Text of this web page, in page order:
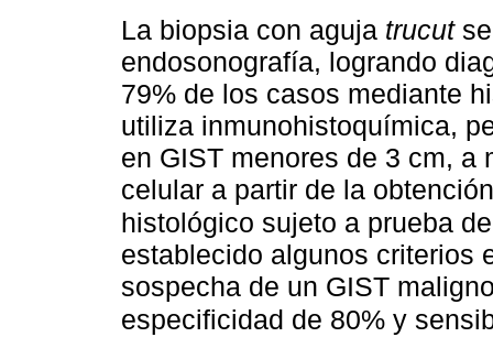
La biopsia con aguja trucutse
endosonografía, logrando
79% de los casos mediante
utiliza inmunohistoquímica,
en GIST menores de 3 cm, a
celular a partir de la
histológico sujeto a prueba
establecido algunos criterios
sospecha de un GIST
especificidad de 80% y